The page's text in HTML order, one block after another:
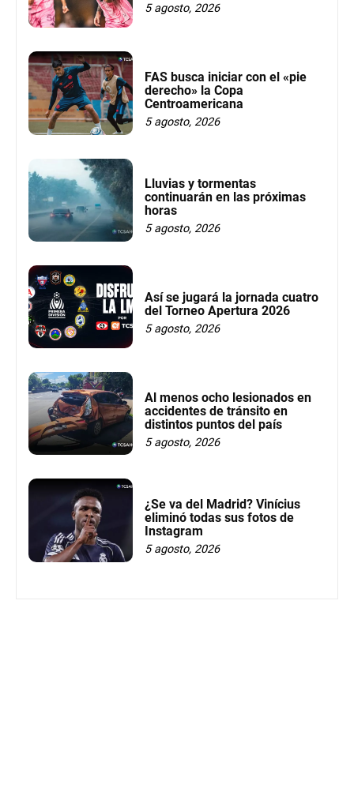
5 agosto, 2026
FAS busca iniciar con el «pie
derecho» la Copa
Centroamericana
5 agosto, 2026
Lluvias y tormentas
continuarán en las próximas
horas
5 agosto, 2026
Así se jugará la jornada cuatro
del Torneo Apertura 2026
5 agosto, 2026
Al menos ocho lesionados en
accidentes de tránsito en
distintos puntos del país
5 agosto, 2026
¿Se va del Madrid? Vinícius
eliminó todas sus fotos de
Instagram
5 agosto, 2026